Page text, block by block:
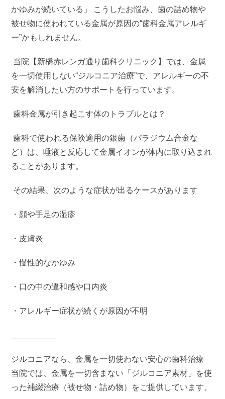
かゆみが続いている」 こうしたお悩み、歯の詰め物や
被せ物に使われている金属が原因の“歯科金属アレルギ
ー”かもしれません。
当院【新橋赤レンガ通り歯科クリニック】では、金属
を一切使用しない“ジルコニア治療”で、アレルギーの不
安を解消したい方のサポートを行っています。
歯科金属が引き起こす体のトラブルとは？
歯科で使われる保険適用の銀歯（パラジウム合金な
ど）は、唾液と反応して金属イオンが体内に取り込まれ
ることがあります。
その結果、次のような症状が出るケースがあります
・顔や手足の湿疹
・皮膚炎
・慢性的なかゆみ
・口の中の違和感や口内炎
・アレルギー症状が続くが原因が不明
ジルコニアなら、金属を一切使わない安心の歯科治療
当院では、金属を一切含まない「ジルコニア素材」を使
った補綴治療（被せ物・詰め物）をご提供しています。